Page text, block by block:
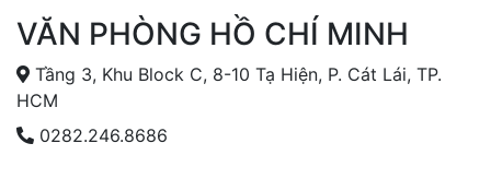
VĂN PHÒNG HỒ CHÍ MINH
Tầng 3, Khu Block C, 8-10 Tạ Hiện, P. Cát Lái, TP.
HCM
0282.246.8686